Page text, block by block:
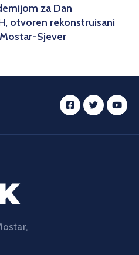
za Dan
otvoren rekonstruisani
Sjever